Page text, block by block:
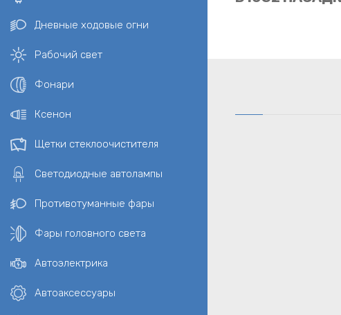
Дневные ходовые огни
Рабочий свет
Фонари
Ксенон
Щетки стеклоочистителя
Светодиодные автолампы
Противотуманные фары
Фары головного света
Автоэлектрика
Автоаксессуары